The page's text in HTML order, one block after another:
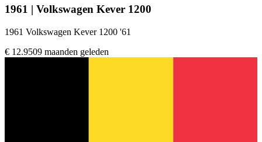
1961 | Volkswagen Kever 1200
1961 Volkswagen Kever 1200 '61
€ 12.9509 maanden geleden